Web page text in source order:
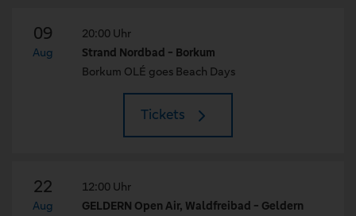
09
Aug
20:00 Uhr
Strand Nordbad - Borkum
Borkum OLÉ goes Beach Days
Tickets
22
Aug
12:00 Uhr
GELDERN Open Air, Waldfreibad - Geldern